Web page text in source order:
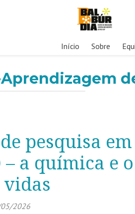
Início Sobre
pesquisa
– a química e
vidas
2026